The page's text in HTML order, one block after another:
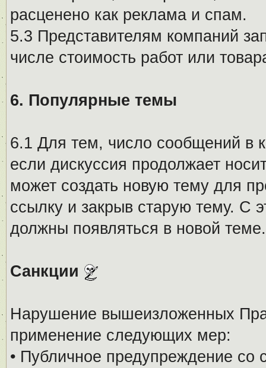
расценено как реклама и спам.
5.3 Представителям компаний
числе стоимость работ или
6. Популярные темы
6.1 Для тем, число сообщений в
если дискуссия продолжает
может создать новую тему для
ссылку и закрыв старую тему. С
должны появляться в новой теме.
Санкции
Нарушение вышеизложенных
применение следующих мер:
• Публичное предупреждение